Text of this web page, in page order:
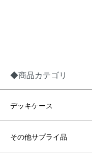
◆商品カテゴリ
デッキケース
その他サプライ品